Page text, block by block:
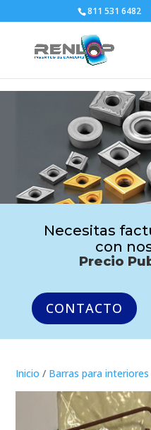
811 531 6482
Necesitas
con
Precio
CONTACTO
Inicio / Barras para interiores